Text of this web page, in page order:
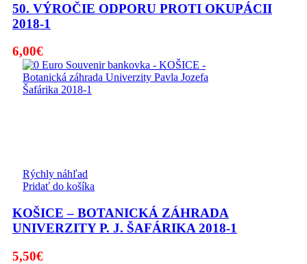
50. VÝROČIE ODPORU PROTI OKUPÁCII
2018-1
6,00€
Rýchly náhľad
Pridať do košíka
KOŠICE – BOTANICKÁ ZÁHRADA
UNIVERZITY P. J. ŠAFÁRIKA 2018-1
5,50€